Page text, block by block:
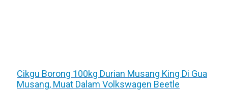
Cikgu Borong 100kg Durian Musang King Di Gua
Musang, Muat Dalam Volkswagen Beetle